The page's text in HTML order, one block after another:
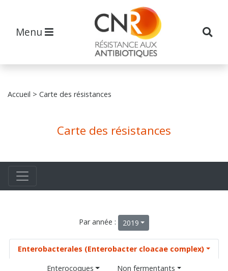
Menu
Accueil > Carte des résistances
Carte des résistances
Par année : 2019
Enterobacterales (Enterobacter cloacae complex)
Enterocoques
Non fermentants